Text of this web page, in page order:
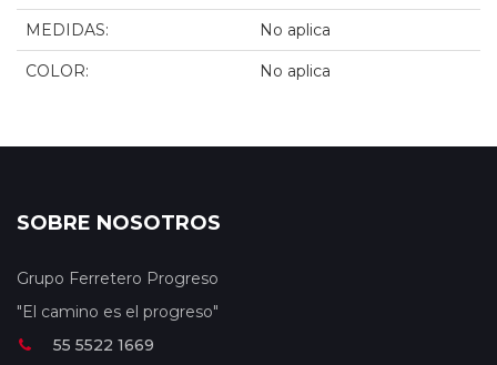
MEDIDAS: No aplica
COLOR: No aplica
SOBRE NOSOTROS
Grupo Ferretero Progreso
"El camino es el progreso"
55 5522 1669